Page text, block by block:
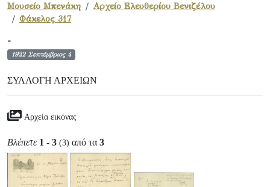
Μουσείο Μπενάκη
Αρχείο Ελευθερίου Βενιζέλου
Φάκελος 317
-
1922 Σεπτέμβριος 4
ΣΥΛΛΟΓΉ ΑΡΧΕΊΩΝ
Αρχεία εικόνας
Βλέπετε 1 - 3 (3) από τα 3